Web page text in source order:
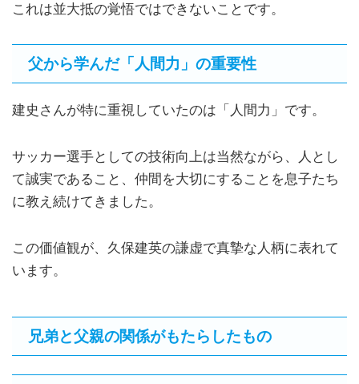
これは並大抵の覚悟ではできないことです。
父から学んだ「人間力」の重要性
建史さんが特に重視していたのは「人間力」です。
サッカー選手としての技術向上は当然ながら、人とし
て誠実であること、仲間を大切にすることを息子たち
に教え続けてきました。
この価値観が、久保建英の謙虚で真摯な人柄に表れて
います。
兄弟と父親の関係がもたらしたもの